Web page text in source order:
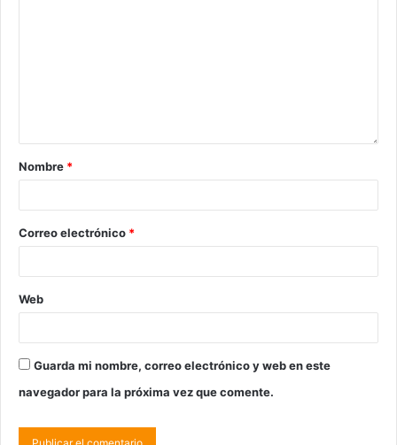
Nombre *
Correo electrónico *
Web
Guarda mi nombre, correo electrónico y web en este
navegador para la próxima vez que comente.